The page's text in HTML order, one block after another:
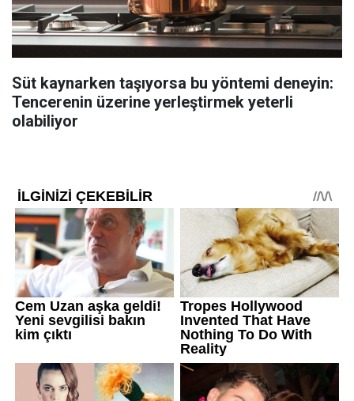
Süt kaynarken taşıyorsa bu yöntemi deneyin:
Tencerenin üzerine yerleştirmek yeterli
olabiliyor